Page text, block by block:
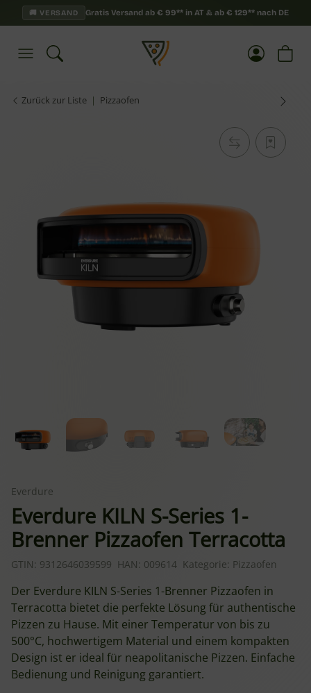
🚚 VERSAND Gratis Versand ab € 99** in AT & ab € 129** nach DE
Zurück zur Liste Pizzaofen
Everdure
Everdure KILN S-Series 1-
Brenner Pizzaofen Terracotta
GTIN: 9312646039599 HAN: 009614 Kategorie: Pizzaofen
Der Everdure KILN S-Series 1-Brenner Pizzaofen in
Terracotta bietet die perfekte Lösung für authentische
Pizzen zu Hause. Mit einer Temperatur von bis zu
500°C, hochwertigem Material und einem kompakten
Design ist er ideal für neapolitanische Pizzen. Einfache
Bedienung und Reinigung garantiert.